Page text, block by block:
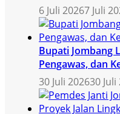
6 Juli 20267 Juli
Bupati Jombang
Pengawas, dan
30 Juli 202630 Juli